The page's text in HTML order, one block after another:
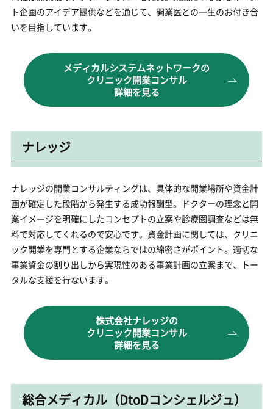
ト企画のアイデア提供などを通じて、開業医との一生のお付き合
いを目指しています。
メディカルシステムネットワークの
クリニック開業コンサル
詳細を見る
ナレッジ
ナレッジの開業コンサルティングは、具体的な開業場所や資金計
画が確定した段階から発生する成功報酬型。ドクターの理念と開
業イメージを明確にしたコンセプトの立案や診療圏調査などは無
料で対応してくれるので安心です。資金計画に関しては、クリニ
ック開業を専門とする企業ならではの綿密さがポイント。適切な
事業資金の割り出しから実現性のある事業計画の立案まで、トー
タルな支援を行ないます。
株式会社ナレッジの
クリニック開業コンサル
詳細を見る
総合メディカル（DtoDコンシェルジュ）